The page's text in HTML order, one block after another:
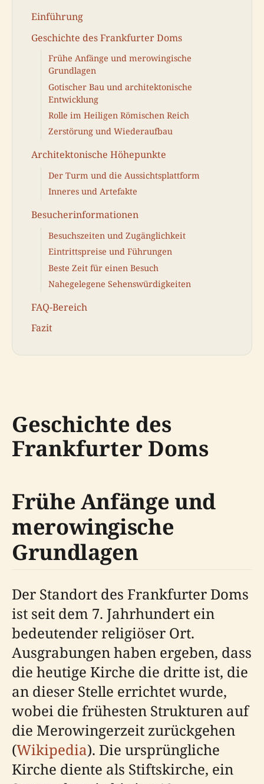
Einführung
Geschichte des Frankfurter Doms
Frühe Anfänge und merowingische
Grundlagen
Gotischer Bau und architektonische
Entwicklung
Rolle im Heiligen Römischen Reich
Zerstörung und Wiederaufbau
Architektonische Höhepunkte
Der Turm und die Aussichtsplattform
Inneres und Artefakte
Besucherinformationen
Besuchszeiten und Zugänglichkeit
Eintrittspreise und Führungen
Beste Zeit für einen Besuch
Nahegelegene Sehenswürdigkeiten
FAQ-Bereich
Fazit
Geschichte des
Frankfurter Doms
Frühe Anfänge und
merowingische
Grundlagen
Der Standort des Frankfurter Doms
ist seit dem 7. Jahrhundert ein
bedeutender religiöser Ort.
Ausgrabungen haben ergeben, dass
die heutige Kirche die dritte ist, die
an dieser Stelle errichtet wurde,
wobei die frühesten Strukturen auf
die Merowingerzeit zurückgehen
(Wikipedia). Die ursprüngliche
Kirche diente als Stiftskirche, ein